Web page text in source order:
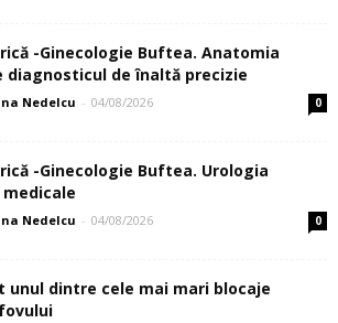
-Ginecologie Buftea. Anatomia
diagnosticul de înaltă precizie
Nedelcu - 04/08/2026 0
-Ginecologie Buftea. Urologia
Nedelcu - 04/08/2026 0
unul dintre cele mai mari blocaje